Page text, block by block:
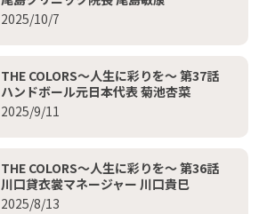
2025/10/7
THE COLORS～人生に彩りを～ 第37話
ハンドボール元日本代表 菊池杏菜
2025/9/11
THE COLORS～人生に彩りを～ 第36話
川口貸衣裳マネージャー 川口貴巳
2025/8/13